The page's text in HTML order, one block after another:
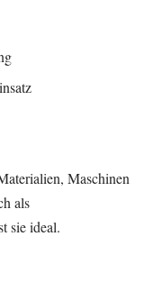
Maschinen
als
sie ideal.